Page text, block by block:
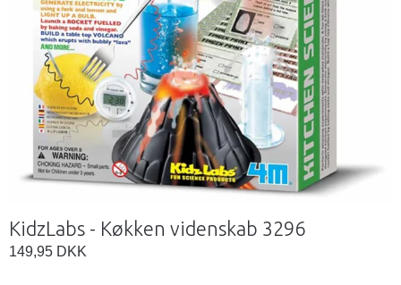
KidzLabs - Køkken videnskab 3296
149,95 DKK